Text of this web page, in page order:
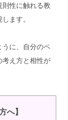
性に触れる教
ます。
うに、自分のペ
考え方と相性が
へ】